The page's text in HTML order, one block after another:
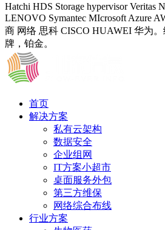
Hatchi HDS Storage hypervisor Veritas
LENOVO Symantec MIcrosoft Azure
商 网络 思科 CISCO HUAWEI 华为
牌，铂金。
首页
解决方案
私有云架构
数据安全
企业组网
IT方案小超市
桌面服务外包
第三方维保
网络综合布线
行业方案